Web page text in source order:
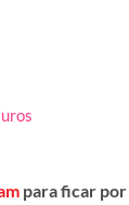
para ficar